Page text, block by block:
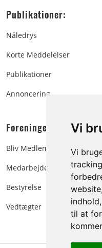
Vi
Vi
til at
Publikationer:
Nåledrys
Korte Meddelelser
Publikationer
Annoncering
Foreningen:
Bliv Medlem
Medarbejdere
Bestyrelse
Vedtægter